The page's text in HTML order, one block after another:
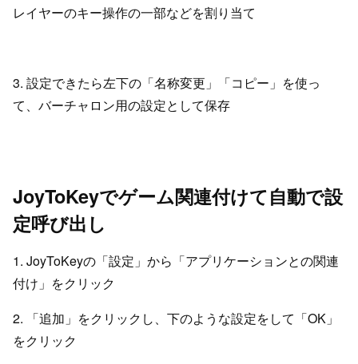
レイヤーのキー操作の一部などを割り当て
3. 設定できたら左下の「名称変更」「コピー」を使っ
て、バーチャロン用の設定として保存
JoyToKeyでゲーム関連付けて自動で設
定呼び出し
1. JoyToKeyの「設定」から「アプリケーションとの関連
付け」をクリック
2. 「追加」をクリックし、下のような設定をして「OK」
をクリック